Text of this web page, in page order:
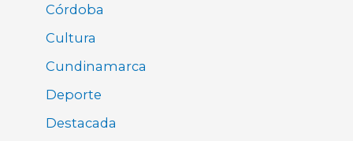
Córdoba
Cultura
Cundinamarca
Deporte
Destacada